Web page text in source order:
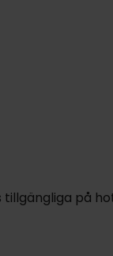
på